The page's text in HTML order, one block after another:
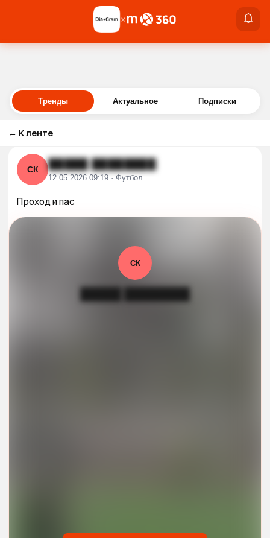
Войти
×
Тренды Актуальное Подписки
← К ленте
СК █████ ████████
12.05.2026 09:19 · Футбол
Проход и пас
СК